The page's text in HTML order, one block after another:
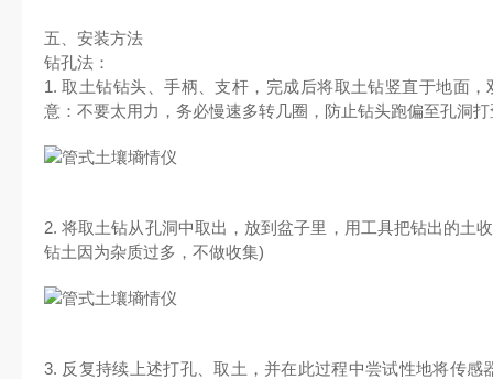
五、安装方法
钻孔法：
1. 取土钻钻头、手柄、支杆，完成后将取土钻竖直于地面
意：不要太用力，务必慢速多转几圈，防止钻头跑偏至孔洞打
2. 将取土钻从孔洞中取出，放到盆子里，用工具把钻出的土
钻土因为杂质过多，不做收集)
3. 反复持续上述打孔、取土，并在此过程中尝试性地将传